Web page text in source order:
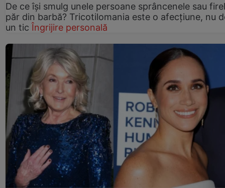
De ce își smulg unele persoane sprâncenele sau
păr din barbă? Tricotilomania este o afecțiune, nu
un tic Îngrijire personală